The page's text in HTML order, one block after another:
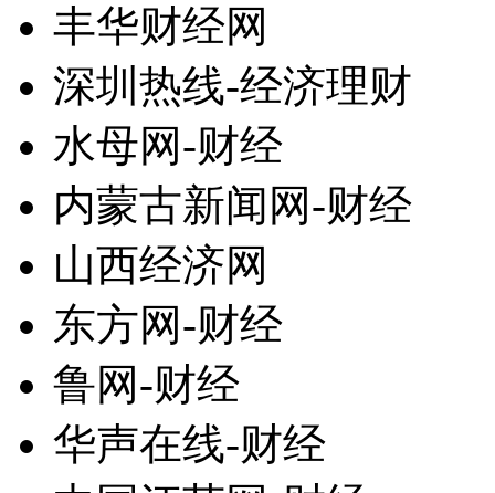
丰华财经网
深圳热线-经济理财
水母网-财经
内蒙古新闻网-财经
山西经济网
东方网-财经
鲁网-财经
华声在线-财经